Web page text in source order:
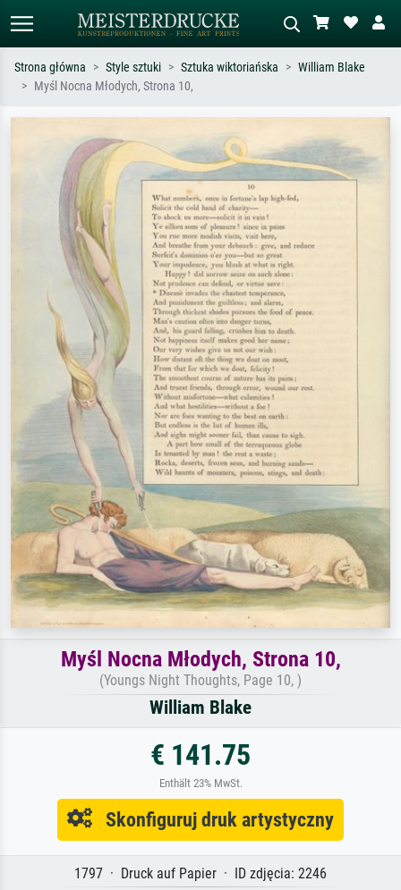
Monet, Gwiaździsta noc,
impresjonizm, fala Hokusaia, akt.
abstrakcja z czerwienią, ciemny olej,
stojący akt obok drzewa.
Strona główna Style sztuki Sztuka wiktoriańska
William Blake
Myśl Nocna Młodych, Strona 10,
Myśl Nocna Młodych, Strona 10,
(Youngs Night Thoughts, Page 10, )
William Blake
€ 141.75
Enthält 23% MwSt.
Skonfiguruj druk artystyczny
1797 · Druck auf Papier · ID zdjęcia: 2246